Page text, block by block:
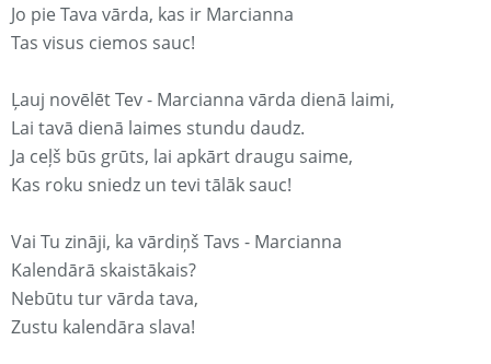
Jo pie Tava vārda, kas ir Marcianna
Tas visus ciemos sauc!
Ļauj novēlēt Tev - Marcianna vārda dienā laimi,
Lai tavā dienā laimes stundu daudz.
Ja ceļš būs grūts, lai apkārt draugu saime,
Kas roku sniedz un tevi tālāk sauc!
Vai Tu zināji, ka vārdiņš Tavs - Marcianna
Kalendārā skaistākais?
Nebūtu tur vārda tava,
Zustu kalendāra slava!